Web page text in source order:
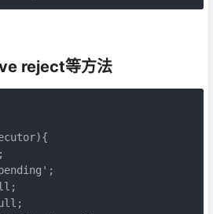
reject等方法